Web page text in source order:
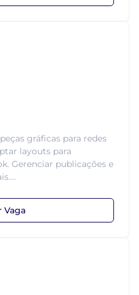
gráficas para redes
layouts para
Gerenciar publicações e
Vaga